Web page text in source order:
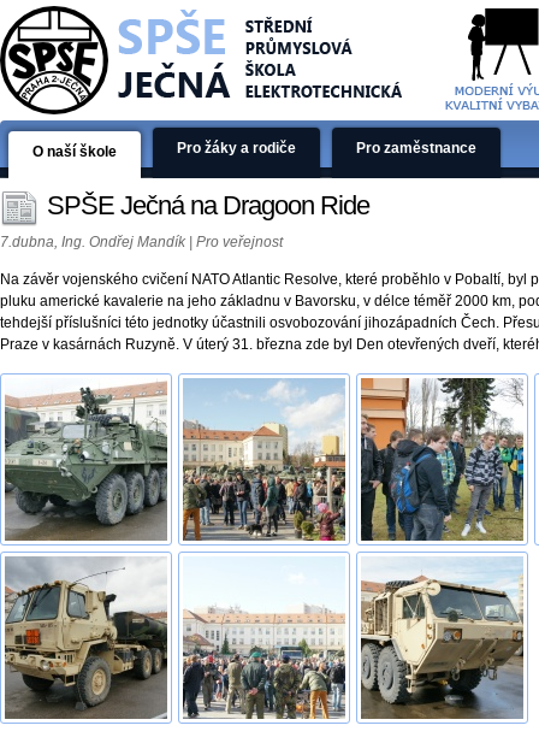
O naší škole Pro žáky a rodiče Pro zaměstnance
SPŠE Ječná na Dragoon Ride
7.dubna, Ing. Ondřej Mandík | Pro veřejnost
Na závěr vojenského cvičení NATO Atlantic Resolve, které proběhlo v Pobaltí, byl
pluku americké kavalerie na jeho základnu v Bavorsku, v délce téměř 2000 km,
tehdejší příslušníci této jednotky účastnili osvobozování jihozápadních Čech.
Praze v kasárnách Ruzyně. V úterý 31. března zde byl Den otevřených dveří,